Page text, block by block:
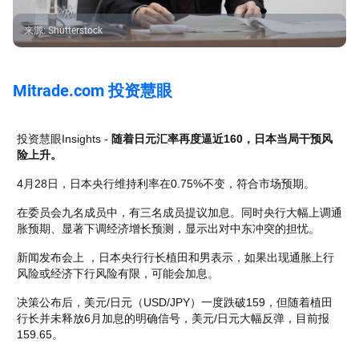
来源:Shutterstock
Mitrade.com 投资慧眼
投资慧眼Insights - 随着日元汇率再度逼近160，日本当局干预风
险上升。
4月28日，日本央行维持利率在0.75%不变，符合市场预期。
在委员会九名成员中，有三名成员提议加息。同时央行大幅上调通
胀预期、显著下调经济增长预测，显示出对中东冲突的担忧。
新闻发布会上 ，日本央行行长植田和男表示，如果出现通胀上行
风险或经济下行风险有限，可能会加息。
决策公布后，美元/日元（USD/JPY）一度跌破159，但随着植田
行长并未释放6月加息的明确信号，美元/日元大幅反弹，目前报
159.65。